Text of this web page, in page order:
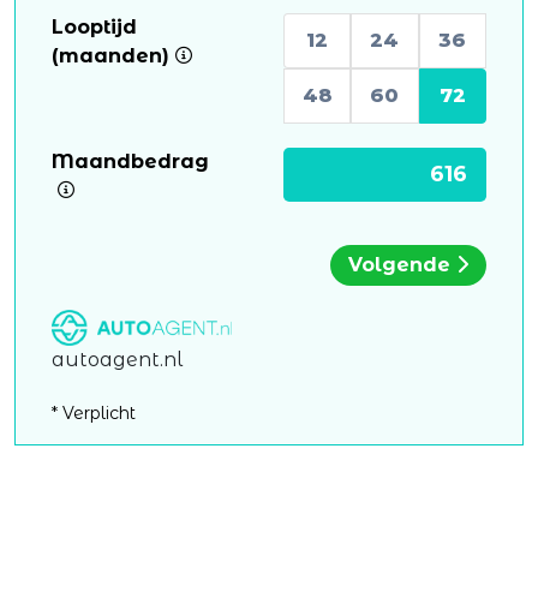
Looptijd
(maanden)
12 24 36
48 60 72
Maandbedrag
autoagent.nl
Volgende
* Verplicht